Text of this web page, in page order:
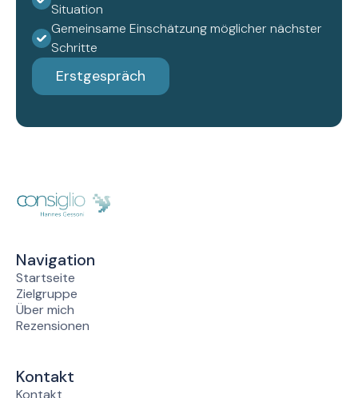
Situation
Gemeinsame Einschätzung möglicher nächster
Schritte
Erstgespräch
Navigation
Startseite
Zielgruppe
Über mich
Rezensionen
Kontakt
Kontakt